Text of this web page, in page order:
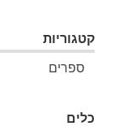
קטגוריות
ספרים
כלים